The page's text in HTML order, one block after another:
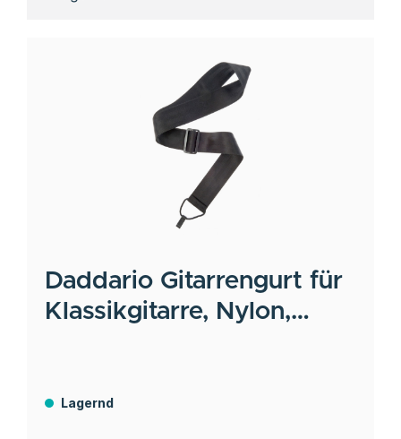
Daddario Gitarrengurt für
Klassikgitarre, Nylon,
Lagernd